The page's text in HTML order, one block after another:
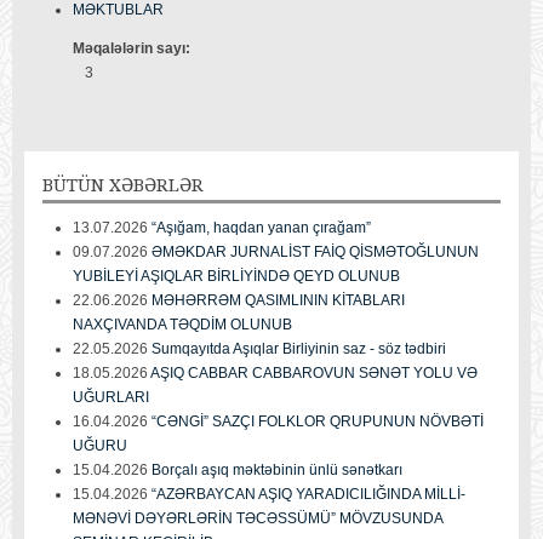
MƏKTUBLAR
Məqalələrin sayı:
3
BÜTÜN XƏBƏRLƏR
13.07.2026 “Aşığam, haqdan yanan çırağam”
09.07.2026 ƏMƏKDAR JURNALİST FAİQ QİSMƏTOĞLUNUN
YUBİLEYİ AŞIQLAR BİRLİYİNDƏ QEYD OLUNUB
22.06.2026 MƏHƏRRƏM QASIMLININ KİTABLARI
NAXÇIVANDA TƏQDİM OLUNUB
22.05.2026 Sumqayıtda Aşıqlar Birliyinin saz - söz tədbiri
18.05.2026 AŞIQ CABBAR CABBAROVUN SƏNƏT YOLU VƏ
UĞURLARI
16.04.2026 “CƏNGİ” SAZÇI FOLKLOR QRUPUNUN NÖVBƏTİ
UĞURU
15.04.2026 Borçalı aşıq məktəbinin ünlü sənətkarı
15.04.2026 “AZƏRBAYCAN AŞIQ YARADICILIĞINDA MİLLİ-
MƏNƏVİ DƏYƏRLƏRİN TƏCƏSSÜMÜ” MÖVZUSUNDA